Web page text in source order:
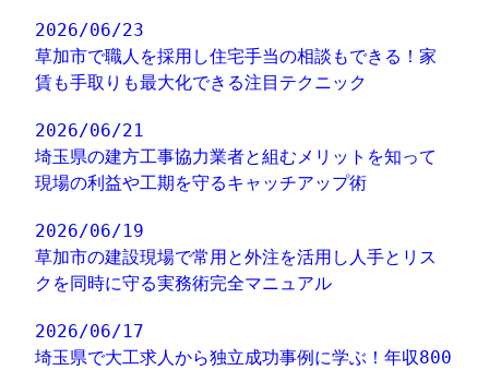
2026/06/23
草加市で職人を採用し住宅手当の相談もできる！家
賃も手取りも最大化できる注目テクニック
2026/06/21
埼玉県の建方工事協力業者と組むメリットを知って
現場の利益や工期を守るキャッチアップ術
2026/06/19
草加市の建設現場で常用と外注を活用し人手とリス
クを同時に守る実務術完全マニュアル
2026/06/17
埼玉県で大工求人から独立成功事例に学ぶ！年収800